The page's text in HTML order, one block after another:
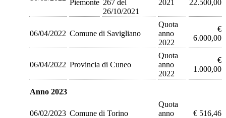
Piemonte 267 del
26/10/2021
2021 22.500,00
06/04/2022 Comune di Savigliano
Quota
anno
2022
€
6.000,00
06/04/2022 Provincia di Cuneo
Quota
anno
2022
€
1.000,00
Anno 2023
06/02/2023 Comune di Torino
Quota
anno
€ 516,46